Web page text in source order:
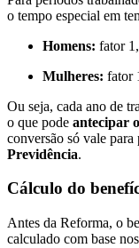
o tempo especial em
Homens: fator
Mulheres: fator
Ou seja, cada ano de
o que pode antecipar
conversão só vale para
Previdência.
Cálculo do
Antes da Reforma, o
calculado com base nos